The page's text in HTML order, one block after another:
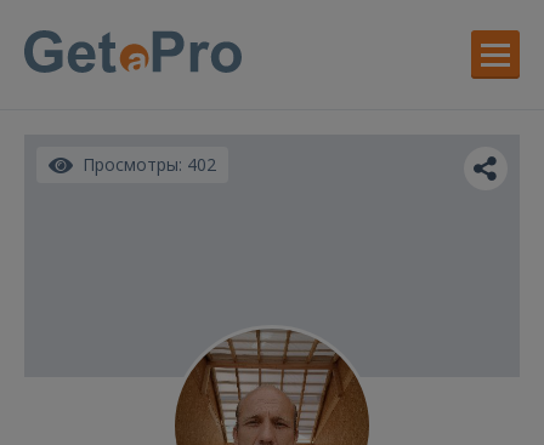
Просмотры: 402